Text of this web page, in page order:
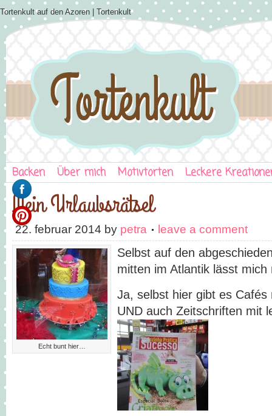
Tortenkult auf den Azoren | Tortenkult
Backen Über mich Motivtorten Leckere
Mein Urlaubsrätsel
22. februar 2014 by petra leave a comment
Echt bunt hier…
Selbst auf den
mitten im Atlantik lässt
Ja, selbst hier gibt es Cafés
UND auch Zeitschriften mit